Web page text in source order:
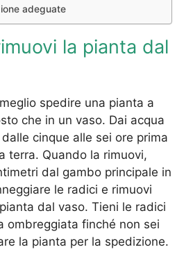
adeguate
la pianta dal
spedire una pianta a
che in un vaso. Dai acqua
cinque alle sei ore prima
terra. Quando la rimuovi,
dal gambo principale in
le radici e rimuovi
dal vaso. Tieni le radici
ombreggiata finché non sei
la pianta per la spedizione.